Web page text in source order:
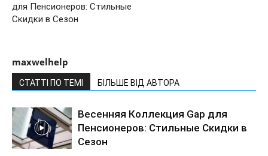
для Пенсионеров: Стильные
Скидки в Сезон
maxwelhelp
СТАТТІ ПО ТЕМІ БІЛЬШЕ ВІД АВТОРА
Весенняя Коллекция Gap для
Пенсионеров: Стильные Скидки в
Сезон